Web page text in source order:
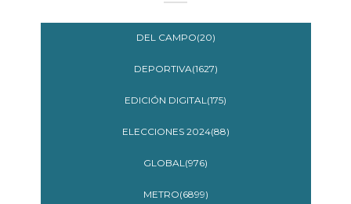
DEL CAMPO(20)
DEPORTIVA(1627)
EDICIÓN DIGITAL(175)
ELECCIONES 2024(88)
GLOBAL(976)
METRO(6899)